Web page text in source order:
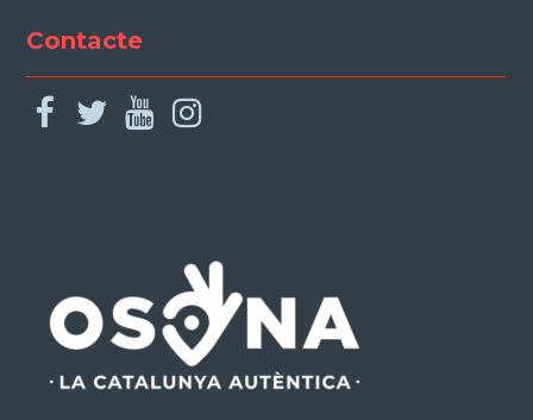
Contacte
facebook
twitteryoutube